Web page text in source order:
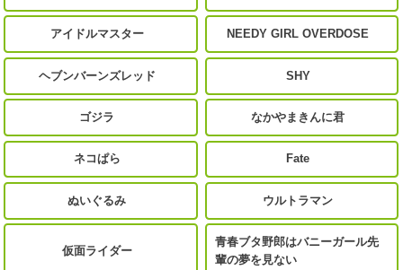
アイドルマスター NEEDY GIRL OVERDOSE
ヘブンバーンズレッド SHY
ゴジラ なかやまきんに君
ネコぱら Fate
ぬいぐるみ ウルトラマン
仮面ライダー
青春ブタ野郎はバニーガール先
輩の夢を見ない